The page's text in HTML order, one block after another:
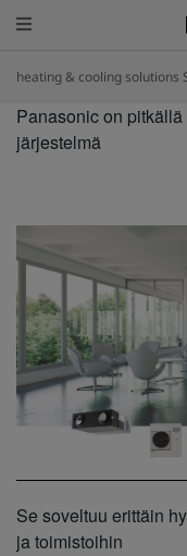
heating & cooling solutions
Panasonic on
järjestelmä
Se soveltuu erittäin
ja toimistoihin